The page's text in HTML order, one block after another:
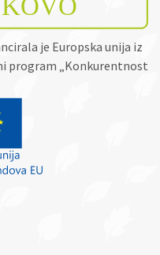
je Europska unija iz
program „Konkurentnost